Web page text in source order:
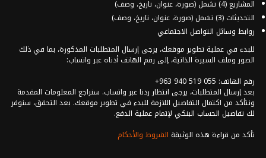
المشاريع (4) تشمل (صورة، عنوان، تاريخ، وصف)
التحديثات (3) تشمل (صورة، عنوان، تاريخ، وصف)
روابط وسائل التواصل الاجتماعي
للبدء في عملية تطوير موقعك، يرجى إرسال المتطلبات المذكورة، بما في ذلك
الصور وملف السيرة الذاتية، إلى رقم الهاتف أدناه عبر واتساب:
رقم الهاتف: 055 519 940 963+
بعد إرسال المتطلبات، يرجى انتظار ردنا عبر واتساب. سنراجع المعلومات المقدمة
ونتأكد من اكتمال التفاصيل اللازمة للبدء في تطوير موقعك. بعد التحقق، سنوفر
لك تفاصيل الحساب البنكي لإتمام عملية الدفع.
تأكد من قراءة هذه الوثيقة الشروط والأحكام